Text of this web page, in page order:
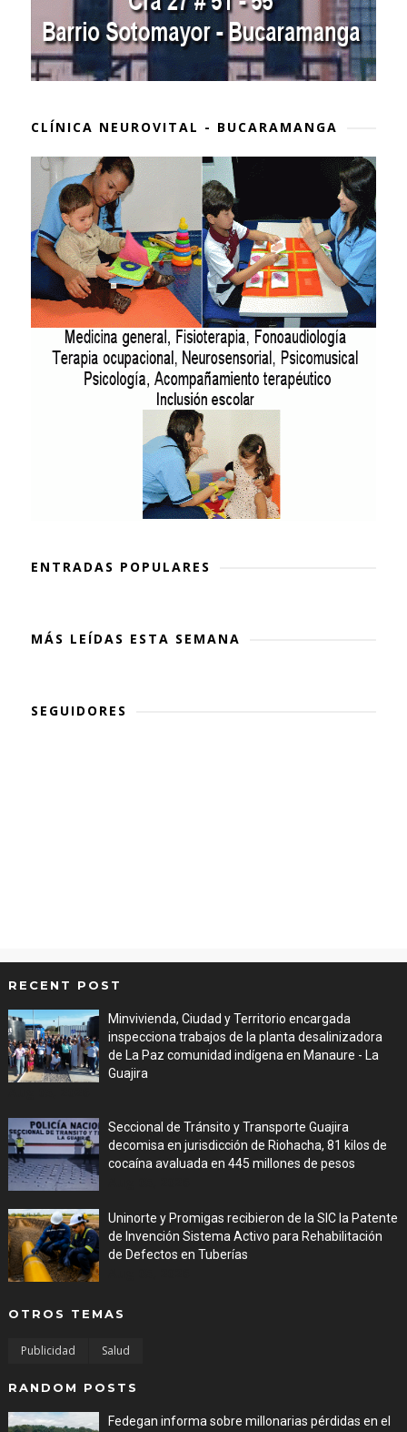
CLÍNICA NEUROVITAL - BUCARAMANGA
ENTRADAS POPULARES
MÁS LEÍDAS ESTA SEMANA
SEGUIDORES
RECENT POST
Minvivienda, Ciudad y Territorio encargada
inspecciona trabajos de la planta desalinizadora
de La Paz comunidad indígena en Manaure - La
Guajira
Seccional de Tránsito y Transporte Guajira
decomisa en jurisdicción de Riohacha, 81 kilos de
cocaína avaluada en 445 millones de pesos
Uninorte y Promigas recibieron de la SIC la Patente
de Invención Sistema Activo para Rehabilitación
de Defectos en Tuberías
OTROS TEMAS
Publicidad Salud
RANDOM POSTS
Fedegan informa sobre millonarias pérdidas en el